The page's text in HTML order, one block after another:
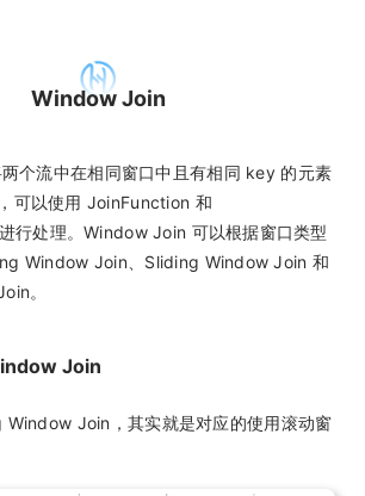
Window Join
个流中在相同窗口中且有相同 key 的元素
可以使用 JoinFunction 和
行处理。Window Join 可以根据窗口类型
Window Join、Sliding Window Join 和
。
Join
Window Join，其实就是对应的使用滚动窗